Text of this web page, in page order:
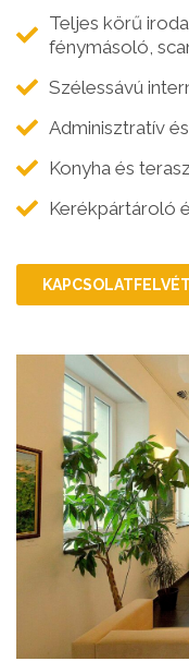
Teljes körű
fénymásoló,
Szélessávú
Adminisztratív
Konyha és terasz
Kerékpártároló